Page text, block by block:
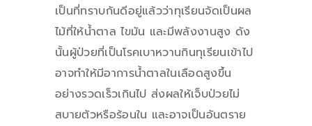
เป็นที่ทราบกันดีอยู่แล้วว่าทุเรียนจัดเป็นผล
ไม้ที่ให้น้ำตาล ไขมัน และมีพลังงานสูง ดัง
นั้นผู้ป่วยที่เป็นโรคเบาหวานกินทุเรียนเข้าไป
อาจทำให้มีอาการน้ำตาลในเลือดสูงขึ้น
อย่างรวดเร็วเกินไป ส่งผลให้เจ็บป่วยไม่
สบายตัวหรือร้อนใน และอาจเป็นอันตราย